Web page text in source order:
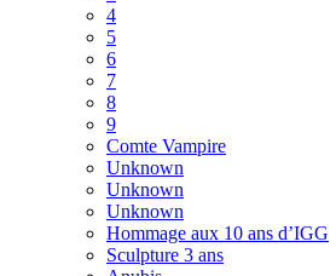
4
5
6
7
8
9
Comte Vampire
Unknown
Unknown
Unknown
Hommage aux 10 ans d’IGG
Sculpture 3 ans